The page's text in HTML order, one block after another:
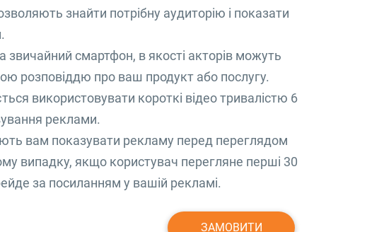
знайти потрібну аудиторію і показати
смартфон, в якості акторів можуть
розповіддю про ваш продукт або послугу.
використовувати короткі відео тривалістю 6
реклами.
вам показувати рекламу перед переглядом
випадку, якщо користувач перегляне перші 30
за посиланням у вашій рекламі.
ЗАМОВИТИ